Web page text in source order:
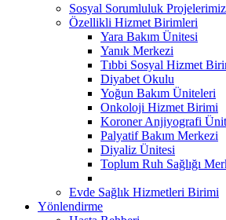
Sosyal Sorumluluk Projelerimiz
Özellikli Hizmet Birimleri
Yara Bakım Ünitesi
Yanık Merkezi
Tıbbi Sosyal Hizmet
Diyabet Okulu
Yoğun Bakım Üniteleri
Onkoloji Hizmet Birimi
Koroner Anjiyografi
Palyatif Bakım Merkezi
Diyaliz Ünitesi
Toplum Ruh Sağlığı
Evde Sağlık Hizmetleri Birimi
Yönlendirme